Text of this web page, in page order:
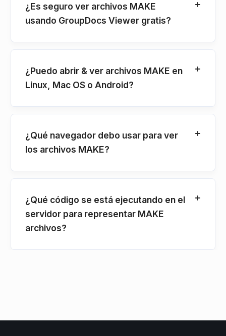
¿Es seguro ver archivos MAKE
usando GroupDocs Viewer gratis?
¿Puedo abrir & ver archivos MAKE en
Linux, Mac OS o Android?
¿Qué navegador debo usar para ver
los archivos MAKE?
¿Qué código se está ejecutando en el
servidor para representar MAKE
archivos?